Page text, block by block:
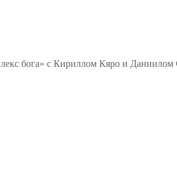
бога» с Кириллом Кяро и